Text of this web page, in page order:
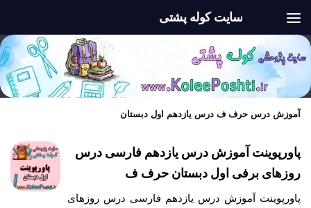
سایت کوله پشتی
آموزش درس حرف ف درس یازدهم اول دبستان
پاورپوینت آموزش درس یازدهم فارسی درس
روزهای برفی اول دبستان حرف ف
پاورپوینت آموزش درس یازدهم فارسی درس روزهای